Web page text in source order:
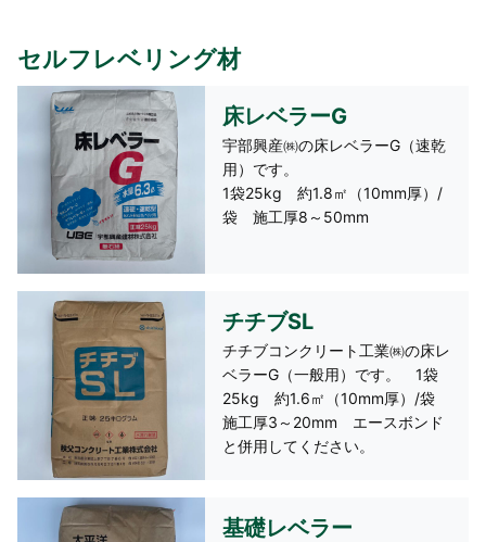
セルフレベリング材
床レベラーG
宇部興産㈱の床レベラーG（速乾
用）です。
1袋25kg 約1.8㎡（10mm厚）/
袋 施工厚8～50mm
チチブSL
チチブコンクリート工業㈱の床レ
ベラーG（一般用）です。 1袋
25kg 約1.6㎡（10mm厚）/袋
施工厚3～20mm エースボンド
と併用してください。
基礎レベラー